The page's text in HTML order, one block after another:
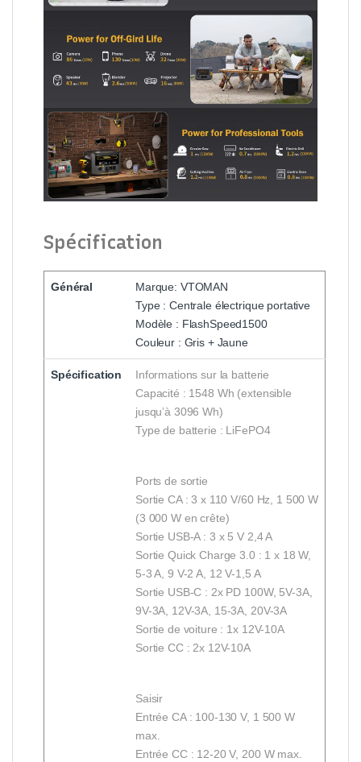
Spécification
Général
Marque: VTOMAN
Type : Centrale électrique portative
Modèle : FlashSpeed1500
Couleur : Gris + Jaune
Spécification
Informations sur la batterie
Capacité : 1548 Wh (extensible
jusqu’à 3096 Wh)
Type de batterie : LiFePO4
Ports de sortie
Sortie CA : 3 x 110 V/60 Hz, 1 500 W
(3 000 W en crête)
Sortie USB-A : 3 x 5 V 2,4 A
Sortie Quick Charge 3.0 : 1 x 18 W,
5-3 A, 9 V-2 A, 12 V-1,5 A
Sortie USB-C : 2x PD 100W, 5V-3A,
9V-3A, 12V-3A, 15-3A, 20V-3A
Sortie de voiture : 1x 12V-10A
Sortie CC : 2x 12V-10A
Saisir
Entrée CA : 100-130 V, 1 500 W
max.
Entrée CC : 12-20 V, 200 W max.